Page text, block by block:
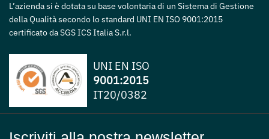
L’azienda si è dotata su base volontaria di un Sistema di Gestione
della Qualità secondo lo standard UNI EN ISO 9001:2015
certificato da SGS ICS Italia S.r.l.
UNI EN ISO
9001:2015
IT20/0382